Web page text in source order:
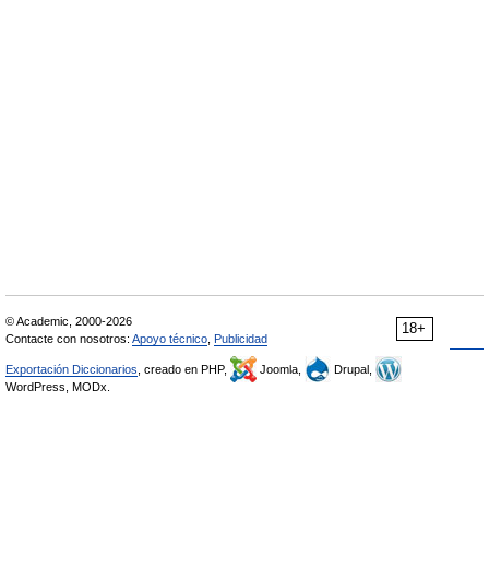
18+
© Academic, 2000-2026
Contacte con nosotros: Apoyo técnico Publicidad
Exportación Diccionarios , creado en PHP, Joomla,
Drupal,
WordPress, MODx.